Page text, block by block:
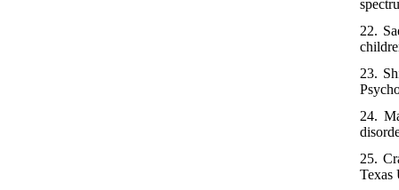
22.
23.
24.
25.
Texas